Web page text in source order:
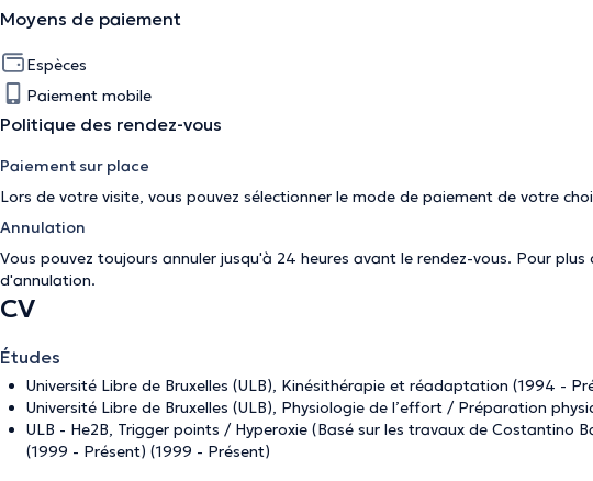
Moyens de paiement
Espèces
Paiement mobile
Politique des rendez-vous
Paiement sur place
Lors de votre visite, vous pouvez sélectionner le mode de paiement de votre
Annulation
Vous pouvez toujours annuler jusqu'à 24 heures avant le rendez-vous. Pour
d'annulation.
CV
Études
Université Libre de Bruxelles (ULB), Kinésithérapie et réadaptation (1994 -
Université Libre de Bruxelles (ULB), Physiologie de l’effort / Préparation
ULB - He2B, Trigger points / Hyperoxie (Basé sur les travaux de Costantino
(1999 - Présent) (1999 - Présent)